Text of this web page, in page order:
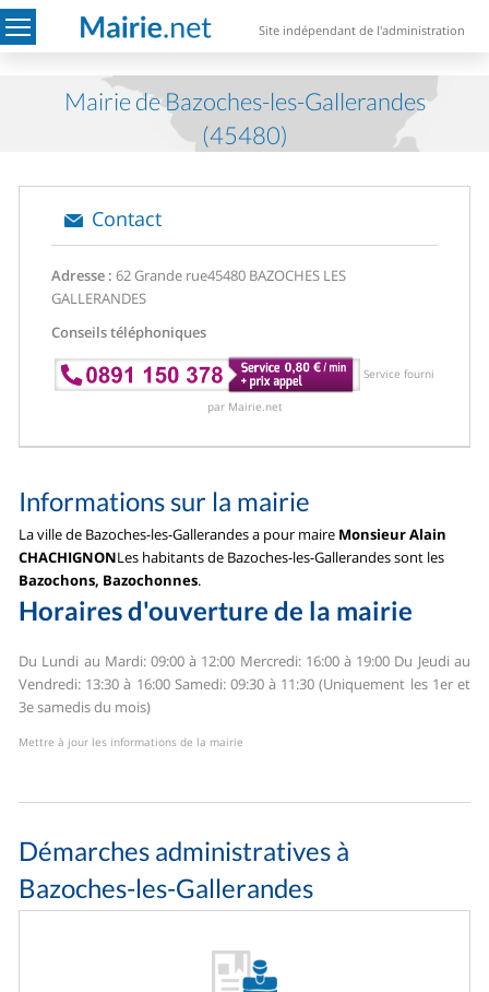
Site indépendant de l'administration
Mairie de Bazoches-les-Gallerandes
(45480)
Contact
Adresse : 62 Grande rue45480 BAZOCHES LES
GALLERANDES
Conseils téléphoniques
Service fourni
par Mairie.net
Informations sur la mairie
La ville de Bazoches-les-Gallerandes a pour maire Monsieur Alain
CHACHIGNONLes habitants de Bazoches-les-Gallerandes sont les
Bazochons, Bazochonnes.
Horaires d'ouverture de la mairie
Du Lundi au Mardi: 09:00 à 12:00 Mercredi: 16:00 à 19:00 Du Jeudi au
Vendredi: 13:30 à 16:00Samedi: 09:30 à 11:30 (Uniquement les 1er et
3e samedis du mois)
Mettre à jour les informations de la mairie
Démarches administratives à
Bazoches-les-Gallerandes